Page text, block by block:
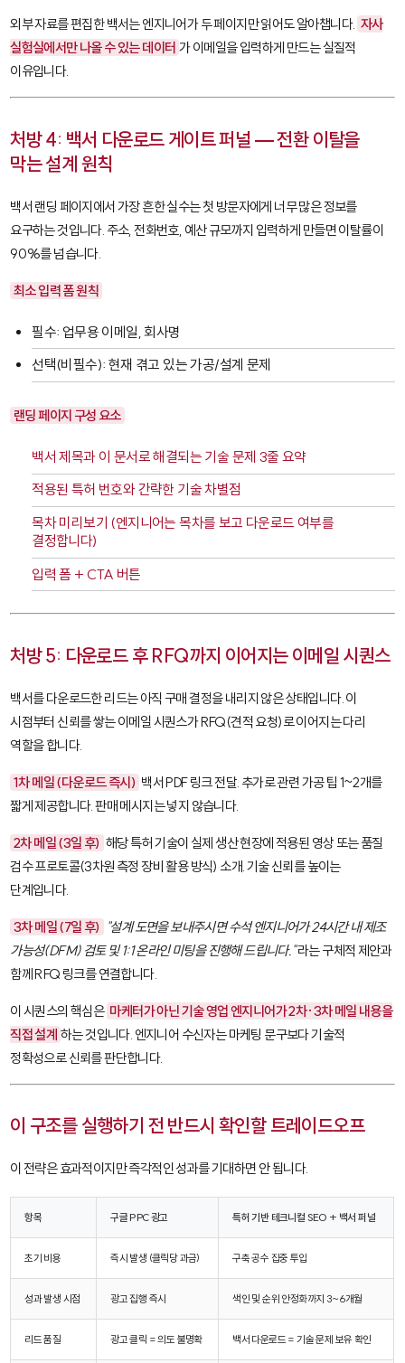
외부 자료를 편집한 백서는 엔지니어가 두 페이지만 읽어도 알아챕니다. 자사
실험실에서만 나올 수 있는 데이터 가 이메일을 입력하게 만드는 실질적
이유입니다.
처방 4: 백서 다운로드 게이트 퍼널 — 전환 이탈을
막는 설계 원칙
백서 랜딩 페이지에서 가장 흔한 실수는 첫 방문자에게 너무 많은 정보를
요구하는 것입니다. 주소, 전화번호, 예산 규모까지 입력하게 만들면 이탈률이
90%를 넘습니다.
최소 입력 폼 원칙
필수: 업무용 이메일, 회사명
선택(비필수): 현재 겪고 있는 가공/설계 문제
랜딩 페이지 구성 요소
백서 제목과 이 문서로 해결되는 기술 문제 3줄 요약
적용된 특허 번호와 간략한 기술 차별점
목차 미리보기 (엔지니어는 목차를 보고 다운로드 여부를
결정합니다)
입력 폼 + CTA 버튼
처방 5: 다운로드 후 RFQ까지 이어지는 이메일 시퀀스
백서를 다운로드한 리드는 아직 구매 결정을 내리지 않은 상태입니다. 이
시점부터 신뢰를 쌓는 이메일 시퀀스가 RFQ(견적 요청)로 이어지는 다리
역할을 합니다.
1차 메일 (다운로드 즉시) 백서 PDF 링크 전달. 추가로 관련 가공 팁 1~2개를
짧게 제공합니다. 판매 메시지는 넣지 않습니다.
2차 메일 (3일 후) 해당 특허 기술이 실제 생산 현장에 적용된 영상 또는 품질
검수 프로토콜(3차원 측정 장비 활용 방식) 소개. 기술 신뢰를 높이는
단계입니다.
3차 메일 (7일 후) "설계 도면을 보내주시면 수석 엔지니어가 24시간 내 제조
가능성(DFM) 검토 및 1:1 온라인 미팅을 진행해 드립니다."라는 구체적 제안과
함께 RFQ 링크를 연결합니다.
이 시퀀스의 핵심은 마케터가 아닌 기술 영업 엔지니어가 2차·3차 메일 내용을
직접 설계 하는 것입니다. 엔지니어 수신자는 마케팅 문구보다 기술적
정확성으로 신뢰를 판단합니다.
이 구조를 실행하기 전 반드시 확인할 트레이드오프
이 전략은 효과적이지만 즉각적인 성과를 기대하면 안 됩니다.
항목 구글 PPC 광고 특허 기반 테크니컬 SEO + 백서 퍼널
초기 비용 즉시 발생 (클릭당 과금) 구축 공수 집중 투입
성과 발생 시점 광고 집행 즉시 색인 및 순위 안정화까지 3~6개월
리드 품질 광고 클릭 = 의도 불명확 백서 다운로드 = 기술 문제 보유 확인